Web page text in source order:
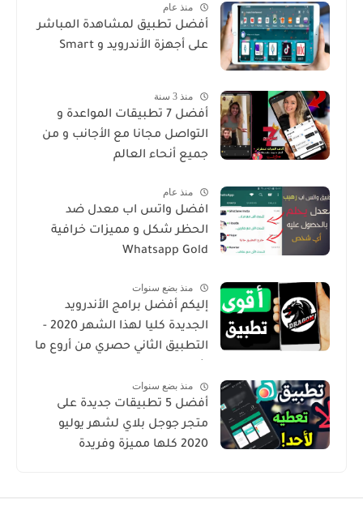
منذ عام
أفضل تطبيق لمشاهدة المباشر
على أجهزة الأندرويد و Smart
منذ 3 سنة
أفضل 7 تطبيقات المواعدة و
التواصل مجانا مع الأجانب و من
جميع أنحاء العالم
منذ عام
افضل واتس اب معدل ضد
الحظر شكل و مميزات خرافية
Whatsapp Gold
منذ بضع سنوات
إليكم أفضل برامج الأندرويد
الجديدة كليا لهذا الشهر 2020 -
التطبيق الثاني حصري من أروع ما
منذ بضع سنوات
أفضل 5 تطبيقات جديدة على
متجر جوجل بلاي لشهر يوليو
2020 كلها مميزة وفريدة